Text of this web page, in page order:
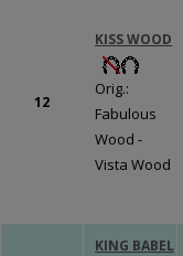
12
KISS WOOD
Orig.:
Fabulous
Wood -
Vista Wood
KING BABEL